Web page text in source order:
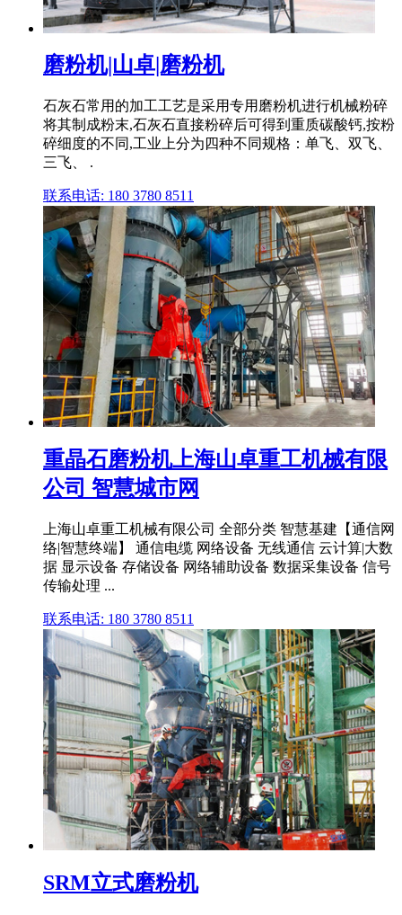
磨粉机|山卓|磨粉机
石灰石常用的加工工艺是采用专用磨粉机进行机械粉碎
将其制成粉末,石灰石直接粉碎后可得到重质碳酸钙,按粉
碎细度的不同,工业上分为四种不同规格：单飞、双飞、
三飞、 .
联系电话: 180 3780 8511
重晶石磨粉机上海山卓重工机械有限
公司 智慧城市网
上海山卓重工机械有限公司 全部分类 智慧基建【通信网
络|智慧终端】 通信电缆 网络设备 无线通信 云计算|大数
据 显示设备 存储设备 网络辅助设备 数据采集设备 信号
传输处理 ...
联系电话: 180 3780 8511
SRM立式磨粉机